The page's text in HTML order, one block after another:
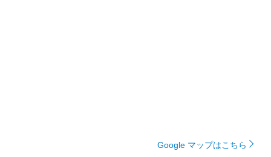
Google マップはこちら